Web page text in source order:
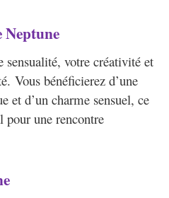
Neptune
votre créativité et
Vous bénéficierez d’une
et d’un charme sensuel, ce
une rencontre